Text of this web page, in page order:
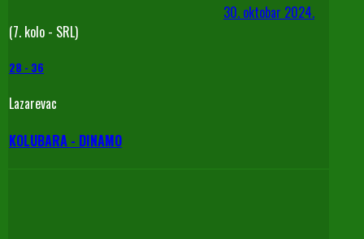
30. oktobar 2024.
(7. kolo - SRL)
28 - 36
Lazarevac
KOLUBARA - DINAMO